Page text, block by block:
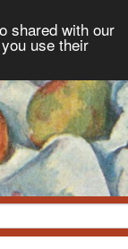
shared with our
use their